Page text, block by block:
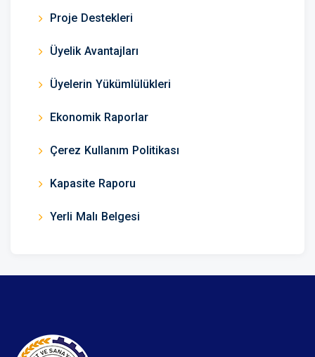
Proje Destekleri
Üyelik Avantajları
Üyelerin Yükümlülükleri
Ekonomik Raporlar
Çerez Kullanım Politikası
Kapasite Raporu
Yerli Malı Belgesi